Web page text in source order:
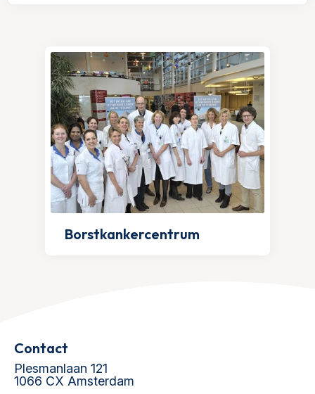
Borstkankercentrum
Contact
Plesmanlaan 121
1066 CX Amsterdam